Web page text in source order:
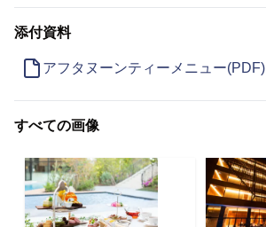
添付資料
アフタヌーンティーメニュー(PDF)
すべての画像